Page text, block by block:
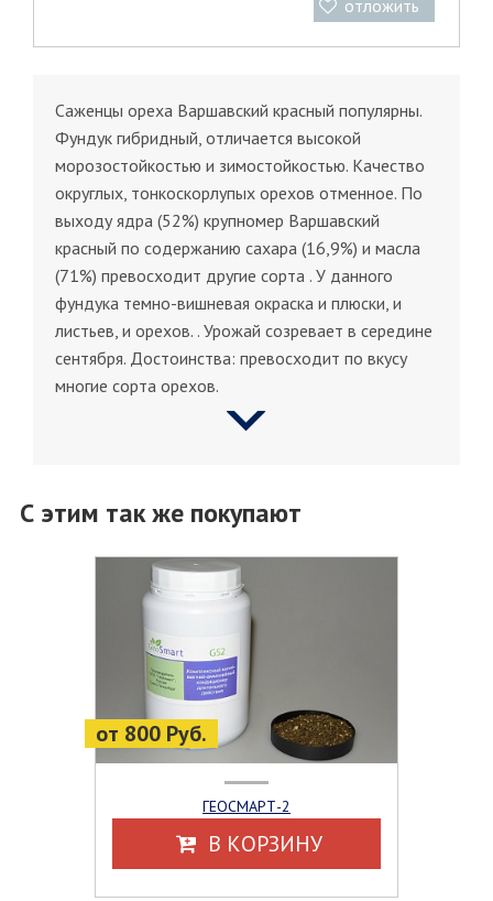
отложить
Саженцы ореха Варшавский красный популярны.
Фундук гибридный, отличается высокой
морозостойкостью и зимостойкостью. Качество
округлых, тонкоскорлупых орехов отменное. По
выходу ядра (52%) крупномер Варшавский
красный по содержанию сахара (16,9%) и масла
(71%) превосходит другие сорта . У данного
фундука темно-вишневая окраска и плюски, и
листьев, и орехов. . Урожай созревает в середине
сентября. Достоинства: превосходит по вкусу
многие сорта орехов.
С этим так же покупают
от 800 Руб.
ГЕОСМАРТ-2
В КОРЗИНУ